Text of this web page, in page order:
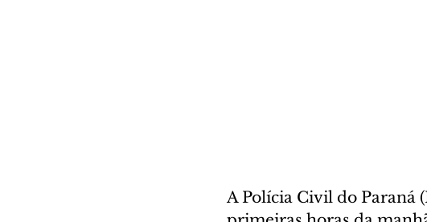
A Polícia Civil do Paraná